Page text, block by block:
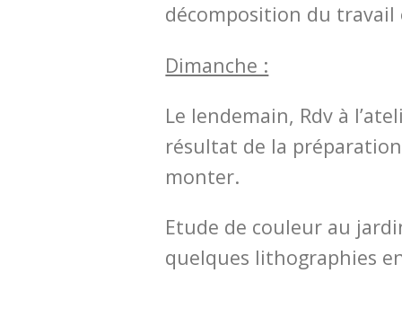
décomposition du
Dimanche :
Le lendemain, Rdv à
résultat de la
monter.
Etude de couleur au
quelques lithographies